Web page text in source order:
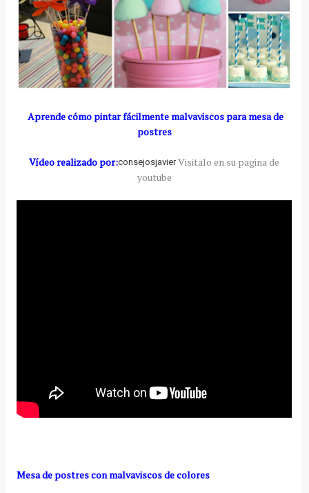
Aprende cómo pintar fácilmente malvaviscos para mesa de
postres
Vídeo realizado por:consejosjavier Visitalo en su pagina de
youtube
Mesa de postres con malvaviscos de colores